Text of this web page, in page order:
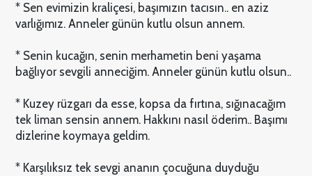
* Sen evimizin kraliçesi, başımızın tacısın.. en aziz
varlığımız. Anneler günün kutlu olsun annem.
* Senin kucağın, senin merhametin beni yaşama
bağlıyor sevgili anneciğim. Anneler günün kutlu olsun..
* Kuzey rüzgarı da esse, kopsa da fırtına, sığınacağım
tek liman sensin annem. Hakkını nasıl öderim.. Başımı
dizlerine koymaya geldim.
* Karşılıksız tek sevgi ananın çocuğuna duyduğu